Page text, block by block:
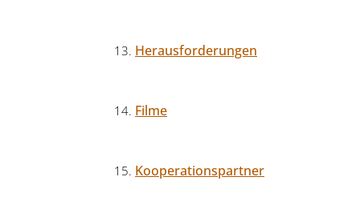
Herausforderungen
Filme
Kooperationspartner